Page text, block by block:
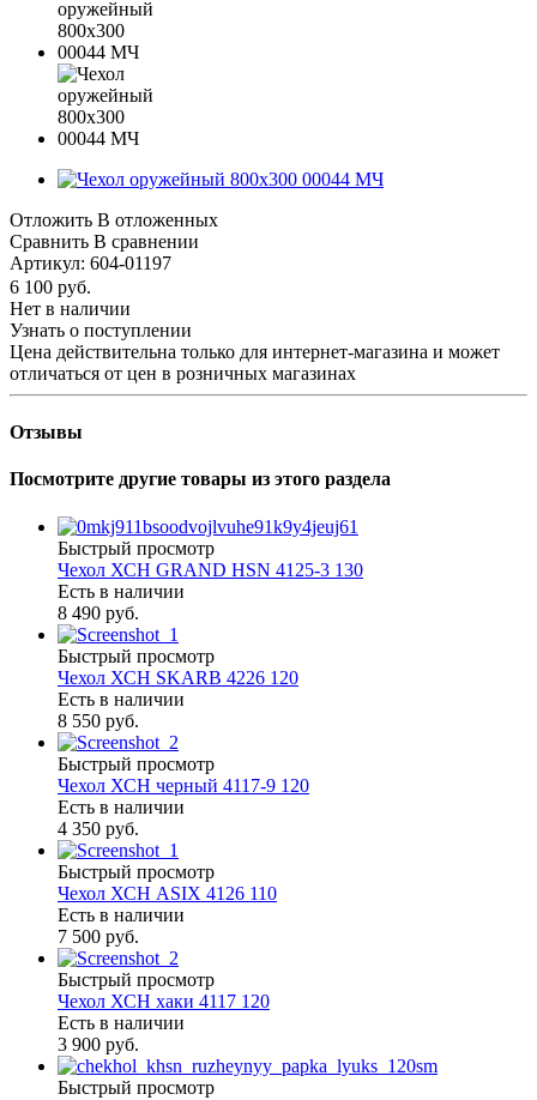
Отложить В отложенных
Сравнить В сравнении
Артикул: 604-01197
6 100 руб.
Нет в наличии
Узнать о поступлении
Цена действительна только для интернет-магазина и может
отличаться от цен в розничных магазинах
Отзывы
Посмотрите другие товары из этого раздела
Быстрый просмотр
Чехол ХСН GRAND HSN 4125-3 130
Есть в наличии
8 490 руб.
Быстрый просмотр
Чехол ХСН SKARB 4226 120
Есть в наличии
8 550 руб.
Быстрый просмотр
Чехол ХСН черный 4117-9 120
Есть в наличии
4 350 руб.
Быстрый просмотр
Чехол ХСН ASIX 4126 110
Есть в наличии
7 500 руб.
Быстрый просмотр
Чехол ХСН хаки 4117 120
Есть в наличии
3 900 руб.
Быстрый просмотр